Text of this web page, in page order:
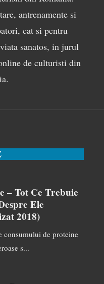
antrenamente si
cat si pentru
sanatos, in jurul
de culturisti din
– Tot Ce Trebuie
Ele
2018)
consumului de proteine
s...